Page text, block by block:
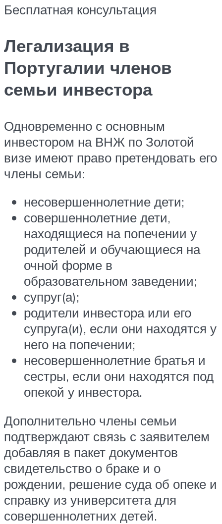
Бесплатная консультация
Легализация в
Португалии членов
семьи инвестора
Одновременно с основным
инвестором на ВНЖ по Золотой
визе имеют право претендовать его
члены семьи:
несовершеннолетние дети;
совершеннолетние дети,
находящиеся на попечении у
родителей и обучающиеся на
очной форме в
образовательном заведении;
супруг(а);
родители инвестора или его
супруга(и), если они находятся у
него на попечении;
несовершеннолетние братья и
сестры, если они находятся под
опекой у инвестора.
Дополнительно члены семьи
подтверждают связь с заявителем
добавляя в пакет документов
свидетельство о браке и о
рождении, решение суда об опеке и
справку из университета для
совершеннолетних детей.